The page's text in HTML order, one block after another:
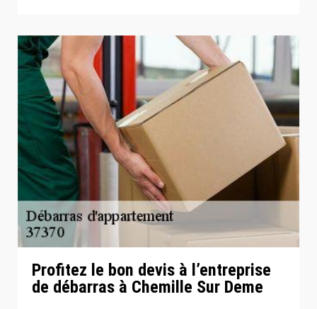
Profitez le bon devis à l’entreprise
de débarras à Chemille Sur Deme